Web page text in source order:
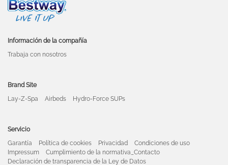
Información de la compañía
Trabaja con nosotros
Brand Site
Lay-Z-Spa
Airbeds Hydro-Force SUPs
Servicio
Garantía
Política de cookies Privacidad
Condiciones de uso
Impressum
Cumplimiento de la normativa_Contacto
Declaración de transparencia de la Ley de Datos